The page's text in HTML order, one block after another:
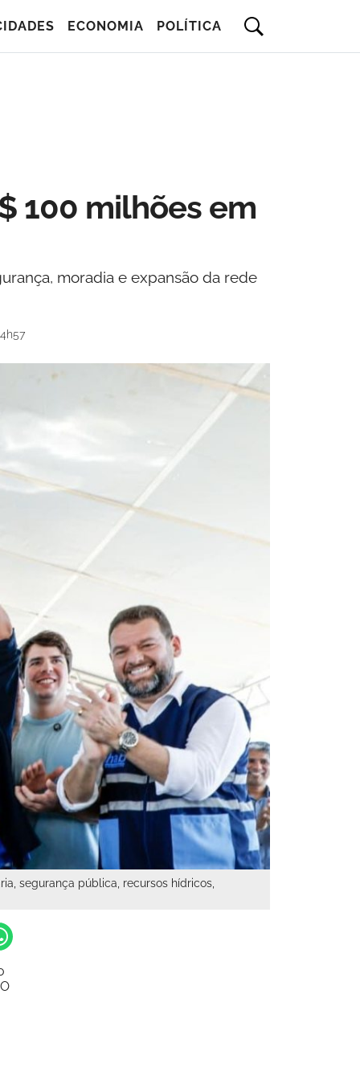
ECONOMIA POLÍTICA
100 milhões em
moradia e expansão da rede
segurança pública, recursos hídricos,
O